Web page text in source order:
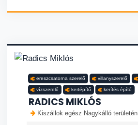
ereszcsatorna szerelő villanyszerelő
vízszerelő kertépítő kerítés építő
RADICS MIKLÓS
Kiszállok egész Nagykálló területén